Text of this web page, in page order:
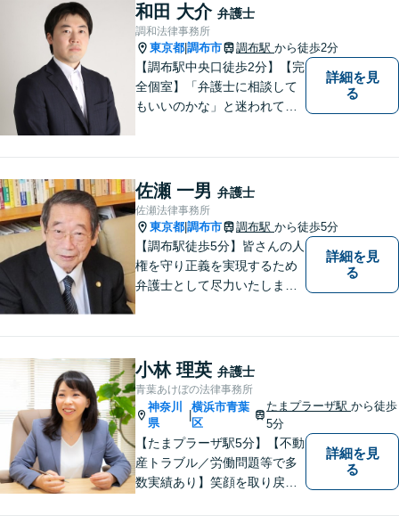
和田 大介 弁護士
調和法律事務所
東京都 調布市 調布駅 から徒歩2分
【調布駅中央口徒歩2分】【完
全個室】「弁護士に相談して
もいいのかな」と迷われてい
安」を「安心」に変えられる
よう尽力いたします。
詳細を見
る
佐瀬 一男 弁護士
佐瀬法律事務所
東京都 調布市 調布駅 から徒歩5分
【調布駅徒歩5分】皆さんの人
権を守り正義を実現するため
弁護士として尽力いたしま
詳細を見
る
小林 理英 弁護士
青葉あけぼの法律事務所
神奈川
県
|
横浜市青葉
区
たまプラーザ駅から徒歩
5分
【たまプラーザ駅5分】【不動
産トラブル／労働問題等で多
数実績あり】笑顔を取り戻す
い，一緒にベストな解決を考
詳細を見
る